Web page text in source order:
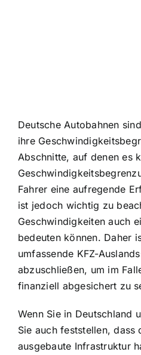
Deutsche Autobahnen
ihre
Abschnitte, auf denen es
Fahrer eine aufregende
ist jedoch wichtig zu
Geschwindigkeiten auch
bedeuten können. Daher
umfassende KFZ-
abzuschließen, um im
finanziell abgesichert zu
Wenn Sie in Deutschland
Sie auch feststellen, dass
ausgebaute Infrastruktur